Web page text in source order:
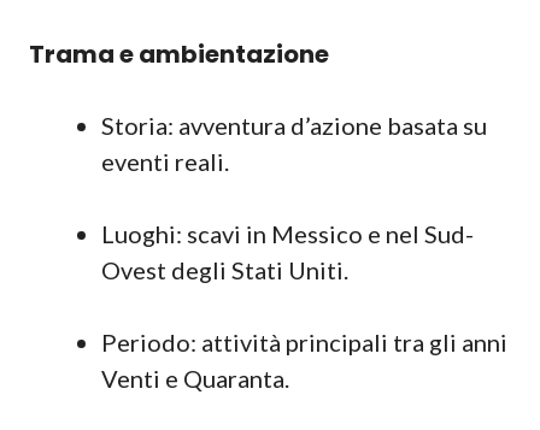
Trama e ambientazione
Storia: avventura d’azione basata su
eventi reali.
Luoghi: scavi in Messico e nel Sud-
Ovest degli Stati Uniti.
Periodo: attività principali tra gli anni
Venti e Quaranta.